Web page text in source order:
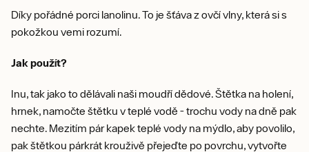
Díky pořádné porci lanolinu. To je šťáva z ovčí vlny, která si s
pokožkou vemi rozumí.
Jak použít?
Inu, tak jako to dělávali naši moudří dědové. Štětka na holení,
hrnek, namočte štětku v teplé vodě - trochu vody na dně pak
nechte. Mezitím pár kapek teplé vody na mýdlo, aby povolilo,
pak štětkou párkrát krouživě přejeďte po povrchu, vytvořte